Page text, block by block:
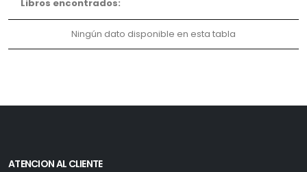
Libros encontrados:
Ningún dato disponible en esta tabla
ATENCION AL CLIENTE